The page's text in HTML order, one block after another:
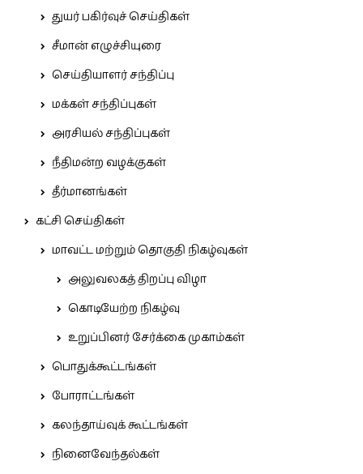
துயர் பகிர்வுச் செய்திகள்
சீமான் எழுச்சியுரை
செய்தியாளர் சந்திப்பு
மக்கள் சந்திப்புகள்
அரசியல் சந்திப்புகள்
நீதிமன்ற வழக்குகள்
தீர்மானங்கள்
கட்சி செய்திகள்
மாவட்ட மற்றும் தொகுதி நிகழ்வுகள்
அலுவலகத் திறப்பு விழா
கொடியேற்ற நிகழ்வு
உறுப்பினர் சேர்க்கை முகாம்கள்
பொதுக்கூட்டங்கள்
போராட்டங்கள்
கலந்தாய்வுக் கூட்டங்கள்
நினைவேந்தல்கள்